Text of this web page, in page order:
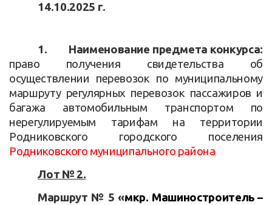
14.10.2025 г.
1.
Наименование предмета конкурса:
право получения свидетельства об
осуществлении перевозок по муниципальному
маршруту регулярных перевозок пассажиров и
багажа автомобильным транспортом по
нерегулируемым тарифам на территории
Родниковского городского поселения
Родниковского муниципального района
Лот № 2.
Маршрут № 5 «мкр. Машиностроитель –